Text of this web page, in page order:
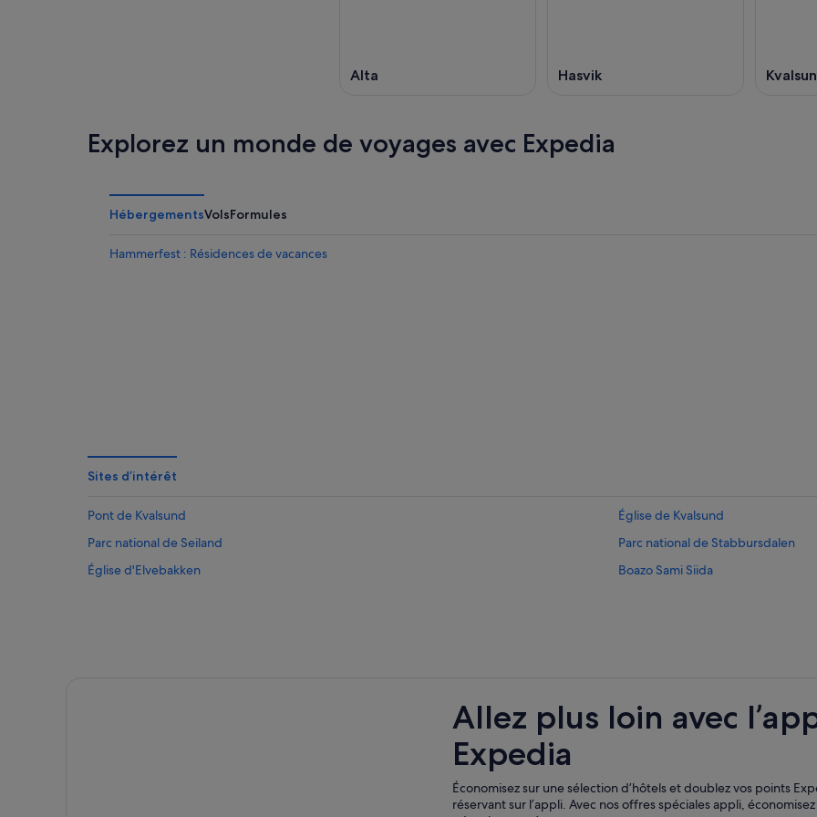
Alta Hasvik
Explorez un monde de voyages avec Expedia
HébergementsVolsFormules
Hammerfest : Résidences de vacances
Sites d’intérêt
Pont de Kvalsund
Église de Kvalsund
Parc national de Seiland
Parc national de Stabbursdalen
Église d'Elvebakken
Boazo Sami Siida
Allez plus loin avec
Expedia
Économisez sur une sélection d’hôtels et doublez vos points
réservant sur l’appli. Avec nos offres spéciales appli,